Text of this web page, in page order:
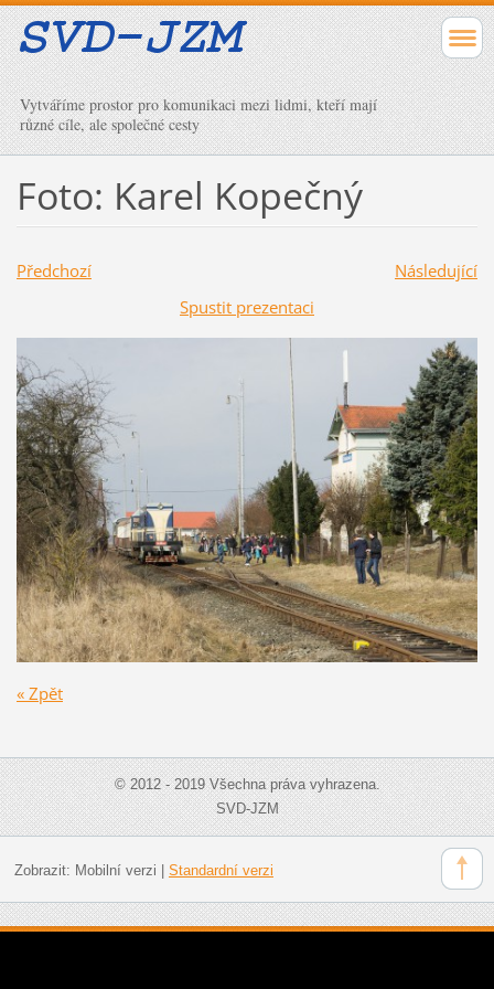
Vytváříme prostor pro komunikaci mezi lidmi, kteří mají
různé cíle, ale společné cesty
Foto: Karel Kopečný
Předchozí
Následující
Spustit prezentaci
« Zpět
© 2012 - 2019 Všechna práva vyhrazena.
SVD-JZM
Zobrazit: Mobilní verzi | Standardní verzi